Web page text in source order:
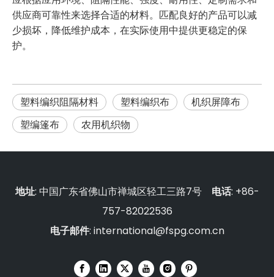
供应商可靠性来选择合适的材料。匹配良好的产品可以减
少损坏，降低维护成本，在实际使用中提供更稳定的保
护。
塑料编织阻隔材料 塑料编织布
机织屏障布
塑编篷布
农用机织物
地址: 中国广东省佛山市禅城区轻工三路7号 电话: +86-
757-82022536
电子邮件: international@fspg.com.cn